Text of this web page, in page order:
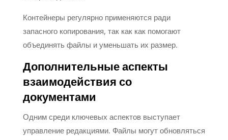
Контейнеры регулярно применяются ради
запасного копирования, так как как помогают
объединять файлы и уменьшать их размер.
Дополнительные аспекты
взаимодействия со
документами
Одним среди ключевых аспектов выступает
управление редакциями. Файлы могут обновляться